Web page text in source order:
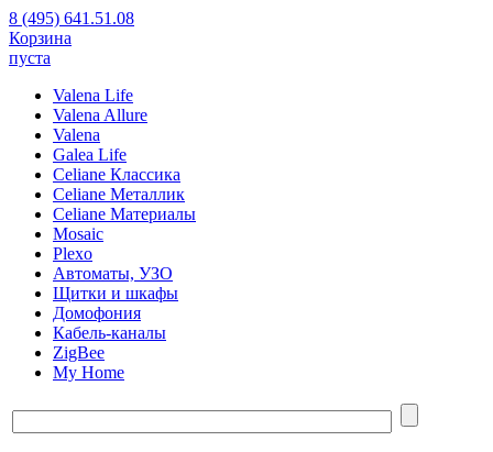
8 (495) 641.51.08
Корзина
пуста
Valena Life
Valena Allure
Valena
Galea Life
Celiane Классика
Celiane Металлик
Celiane Материалы
Mosaic
Plexo
Автоматы, УЗО
Щитки и шкафы
Домофония
Кабель-каналы
ZigBee
My Home